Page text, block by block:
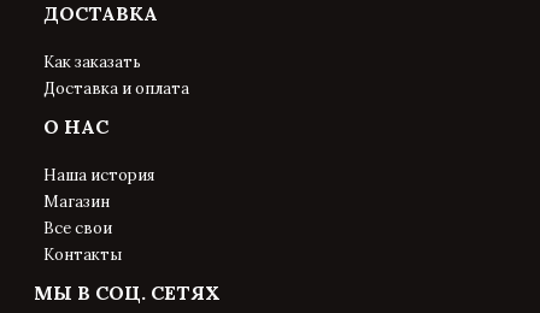
ДОСТАВКА
Как заказать
Доставка и оплата
О НАС
Наша история
Магазин
Все свои
Контакты
МЫ В СОЦ. СЕТЯХ